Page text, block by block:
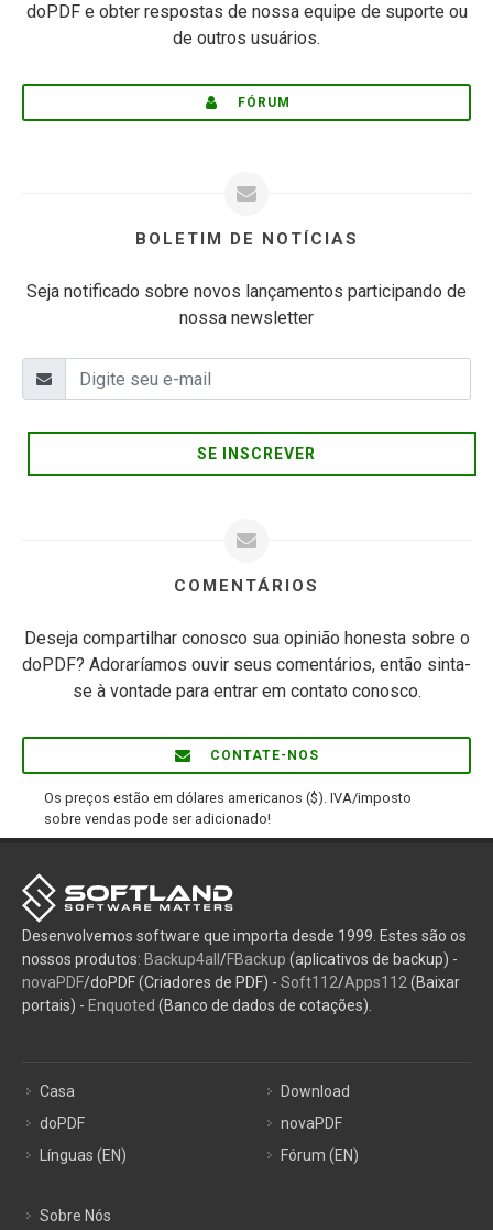
doPDF e obter respostas de nossa equipe de suporte ou
de outros usuários.
FÓRUM
BOLETIM DE NOTÍCIAS
Seja notificado sobre novos lançamentos participando de
nossa newsletter
SE INSCREVER
COMENTÁRIOS
Deseja compartilhar conosco sua opinião honesta sobre o
doPDF? Adoraríamos ouvir seus comentários, então sinta-
se à vontade para entrar em contato conosco.
CONTATE-NOS
Os preços estão em dólares americanos ($). IVA/imposto
sobre vendas pode ser adicionado!
Desenvolvemos software que importa desde 1999. Estes são os
nossos produtos: Backup4all /FBackup (aplicativos de backup) -
novaPDF/doPDF (Criadores de PDF) - Soft112/Apps112 (Baixar
portais) - Enquoted (Banco de dados de cotações).
Casa
doPDF
Línguas (EN)
Download
novaPDF
Fórum (EN)
Sobre Nós